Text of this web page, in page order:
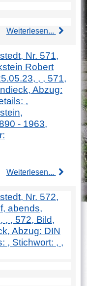
Weiterlesen...
Nr. 571,
Robert
, , 571,
Abzug:
,
- 1963,
Weiterlesen...
Nr. 572,
abends,
, , 572, Bild,
Abzug: DIN
, Stichwort: , ,